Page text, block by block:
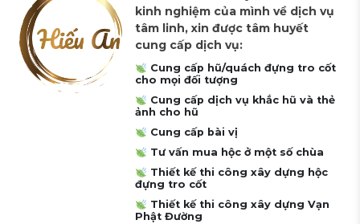
kinh nghiệm của mình về dịch vụ
tâm linh, xin được tâm huyết
cung cấp dịch vụ:
Cung cấp hũ/quách đựng tro cốt
cho mọi đối tượng
Cung cấp dịch vụ khắc hũ và thẻ
ảnh cho hũ
Cung cấp bài vị
Tư vấn mua hộc ở một số chùa
Thiết kế thi công xây dựng hộc
đựng tro cốt
Thiết kế thi công xây dựng Vạn
Phật Đường